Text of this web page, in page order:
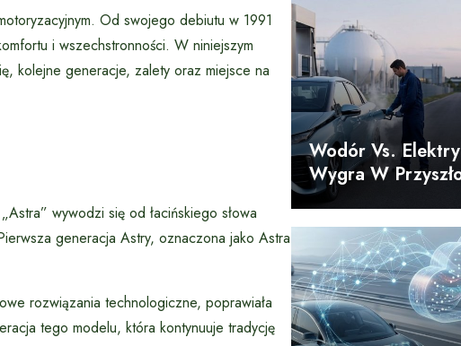
Od swojego debiutu w 1991
i wszechstronności. W niniejszym
kolejne generacje, zalety oraz miejsce na
wywodzi się od łacińskiego słowa
generacja Astry, oznaczona jako Astra
rozwiązania technologiczne, poprawiała
tego modelu, która kontynuuje tradycję
Wodór Vs.
Wygra W